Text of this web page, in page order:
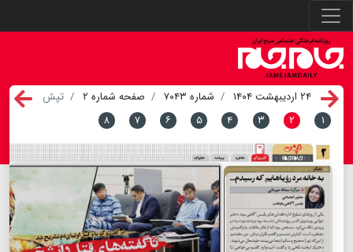
۲۴ اردیبهشت ۱۴۰۴ شماره ۷۰۴۳ صفحه شماره ۲
تپش
۱
۲ ۳ ۴ ۵ ۶ ۷ ۸